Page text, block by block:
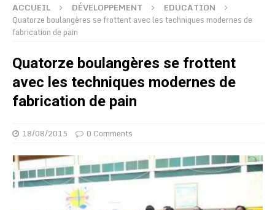
ACCUEIL DÉVELOPPEMENT
EDUCATION
Quatorze boulangères se frottent avec les techniques modernes de
fabrication de pain
Quatorze boulangères se frottent
avec les techniques modernes de
fabrication de pain
18/08/2015 0 Comments